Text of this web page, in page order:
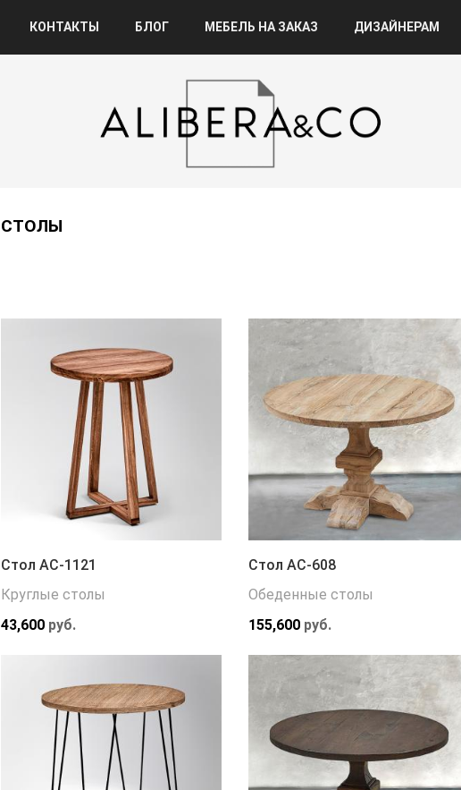
КОНТАКТЫ БЛОГ МЕБЕЛЬ НА ЗАКАЗ ДИЗАЙНЕРАМ
СТОЛЫ
Стол АС-1121
Круглые столы
43,600руб.
Стол АС-608
Обеденные столы
155,600руб.